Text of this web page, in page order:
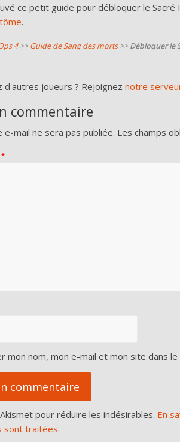
ce petit guide pour débloquer le
.
4>>Guide de Sang des morts>>Débloquer le
d'autres joueurs ? Rejoignez notre
commentaire
mail ne sera pas publiée. Les champs
*
mon nom, mon e-mail et mon site dans
pour réduire les indésirables. En
sont traitées.